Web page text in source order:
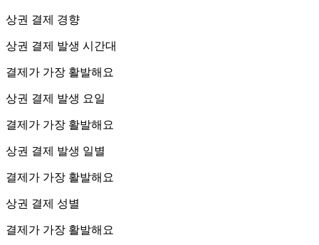
상권 결제 경향
상권 결제 발생 시간대
결제가 가장 활발해요
상권 결제 발생 요일
결제가 가장 활발해요
상권 결제 발생 일별
결제가 가장 활발해요
상권 결제 성별
결제가 가장 활발해요